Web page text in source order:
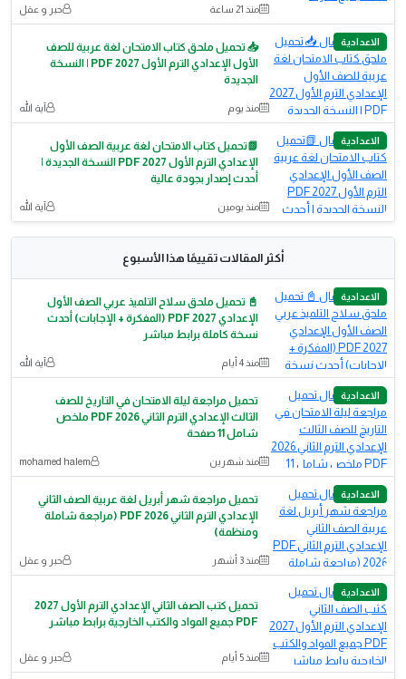
منذ 21 ساعة حبر و عقل
الاعدادية
📥 تحميل ملحق كتاب الامتحان لغة عربية للصف
الأول الإعدادي الترم الأول 2027 PDF | النسخة
الجديدة
منذ يوم آية الله
الاعدادية
📗تحميل كتاب الامتحان لغة عربية الصف الأول
الإعدادي الترم الأول 2027 PDF النسخة الجديدة |
أحدث إصدار بجودة عالية
منذ يومين آية الله
أكثر المقالات تقييمًا هذا الأسبوع
الاعدادية
📓 تحميل ملحق سلاح التلميذ عربي الصف الأول
الإعدادي 2027 PDF (المفكرة + الإجابات) أحدث
نسخة كاملة برابط مباشر
منذ 4 أيام آية الله
الاعدادية
تحميل مراجعة ليلة الامتحان في التاريخ للصف
الثالث الإعدادي الترم الثاني 2026 PDF ملخص
شامل 11 صفحة
منذ شهرين mohamed halem
الاعدادية
تحميل مراجعة شهر أبريل لغة عربية الصف الثاني
الإعدادي الترم الثاني PDF 2026 (مراجعة شاملة
ومنظمة)
منذ 3 أشهر حبر و عقل
الاعدادية
تحميل كتب الصف الثاني الإعدادي الترم الأول 2027
PDF جميع المواد والكتب الخارجية برابط مباشر
منذ 5 أيام حبر و عقل